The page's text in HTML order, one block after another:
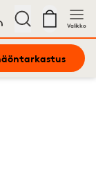
Valikko